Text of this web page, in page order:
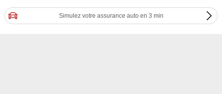
Simulez votre assurance auto en 3 min